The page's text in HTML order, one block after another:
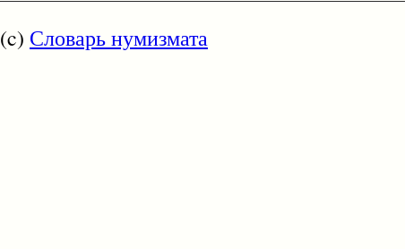
(c) Словарь нумизмата